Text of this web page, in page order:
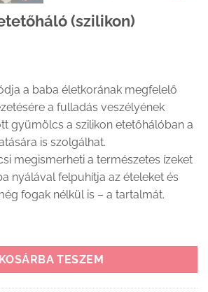
(szilikon)
a baba életkorának megfelelő
a fulladás veszélyének
gyümölcs a szilikon etetőhálóban a
is szolgálhat.
megismerheti a természetes ízeket
nyálával felpuhítja az ételeket és
fogak nélkül is – a tartalmát.
KOSÁRBA TESZEM